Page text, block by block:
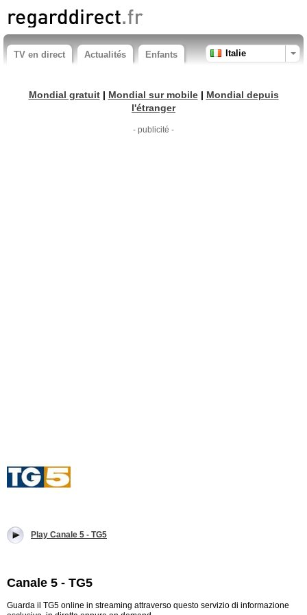
TV en direct Actualités Enfants Italie
Mondial gratuit| Mondial sur mobile| Mondial depuis
l'étranger
- publicité -
Play Canale 5 - TG5
Canale 5 - TG5
Guarda il TG5 online in streaming attraverso questo servizio di informazione